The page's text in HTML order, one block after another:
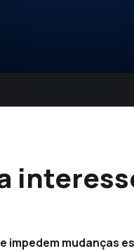
mudanças